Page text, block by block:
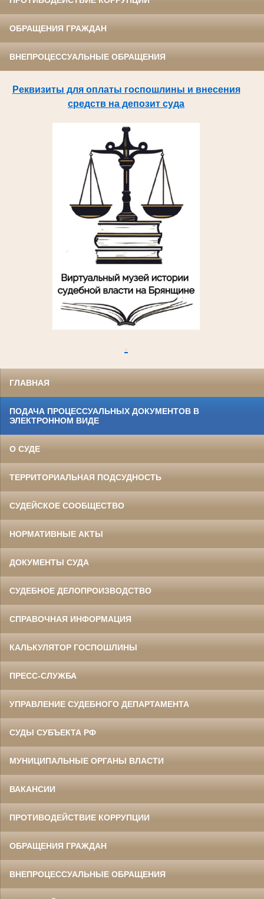
ОБРАЩЕНИЯ ГРАЖДАН
ВНЕПРОЦЕССУАЛЬНЫЕ ОБРАЩЕНИЯ
Реквизиты для оплаты госпошлины и внесения
средств на депозит суда
.
ГЛАВНАЯ
ПОДАЧА ПРОЦЕССУАЛЬНЫХ ДОКУМЕНТОВ В
ЭЛЕКТРОННОМ ВИДЕ
О СУДЕ
ТЕРРИТОРИАЛЬНАЯ ПОДСУДНОСТЬ
СУДЕЙСКОЕ СООБЩЕСТВО
НОРМАТИВНЫЕ АКТЫ
ДОКУМЕНТЫ СУДА
СУДЕБНОЕ ДЕЛОПРОИЗВОДСТВО
СПРАВОЧНАЯ ИНФОРМАЦИЯ
КАЛЬКУЛЯТОР ГОСПОШЛИНЫ
ПРЕСС-СЛУЖБА
УПРАВЛЕНИЕ СУДЕБНОГО ДЕПАРТАМЕНТА
СУДЫ СУБЪЕКТА РФ
МУНИЦИПАЛЬНЫЕ ОРГАНЫ ВЛАСТИ
ВАКАНСИИ
ПРОТИВОДЕЙСТВИЕ КОРРУПЦИИ
ОБРАЩЕНИЯ ГРАЖДАН
ВНЕПРОЦЕССУАЛЬНЫЕ ОБРАЩЕНИЯ